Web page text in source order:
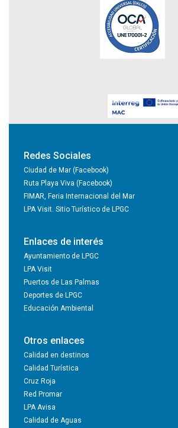
Redes Sociales
Ciudad de Mar (Facebook)
Ruta Playa Viva (Facebook)
FIMAR, Feria Internacional del Mar
LPA Visit. Sitio Turístico de LPGC
Enlaces de interés
Ayuntamiento de LPGC
LPA Visit
Puertos de Las Palmas
Deportes de LPGC
Educación Ambiental
Otros enlaces
Calidad en destinos
Calidad Turística
Cruz Roja
Red Promar
LPA Avisa
Calidad de Aguas